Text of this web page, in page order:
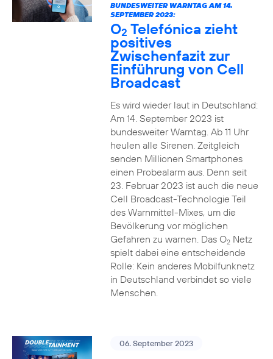
BUNDESWEITER WARNTAG AM 14.
SEPTEMBER 2023:
O2 Telefónica zieht
positives
Zwischenfazit zur
Einführung von Cell
Broadcast
Es wird wieder laut in Deutschland:
Am 14. September 2023 ist
bundesweiter Warntag. Ab 11 Uhr
heulen alle Sirenen. Zeitgleich
senden Millionen Smartphones
einen Probealarm aus. Denn seit
23. Februar 2023 ist auch die neue
Cell Broadcast-Technologie Teil
des Warnmittel-Mixes, um die
Bevölkerung vor möglichen
Gefahren zu warnen. Das O2Netz
spielt dabei eine entscheidende
Rolle: Kein anderes Mobilfunknetz
in Deutschland verbindet so viele
Menschen.
06. September 2023